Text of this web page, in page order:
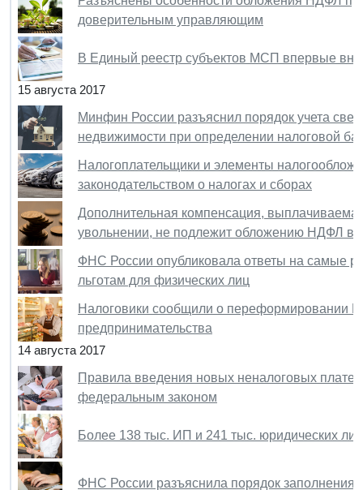
доверительным управляющим
В Единый реестр субъектов МСП впервые
15 августа 2017
Минфин России разъяснил порядок учета
недвижимости при определении налоговой
Налогоплательщики и элементы
законодательством о налогах и сборах
Дополнительная компенсация,
увольнении, не подлежит обложению НДФЛ в
ФНС России опубликовала ответы на самые
льготам для физических лиц
Налоговики сообщили о переформировании
предпринимательства
14 августа 2017
Правила введения новых неналоговых
федеральным законом
Более 138 тыс. ИП и 241 тыс. юридических
ФНС России разъяснила порядок заполнения